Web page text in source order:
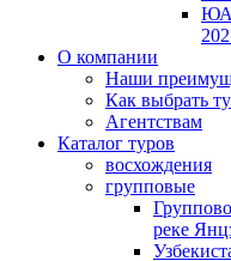
О компании
Наши
Как выбрать
Агентствам
Каталог туров
восхождения
групповые
реке